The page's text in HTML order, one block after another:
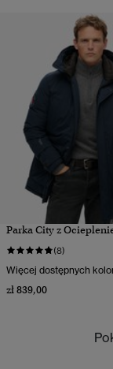
Parka City z
(8)
Więcej dostępnych
zł 839,00